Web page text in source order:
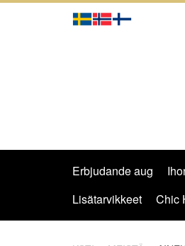
Erbjudande aug
Lisätarvikkeet
Chic